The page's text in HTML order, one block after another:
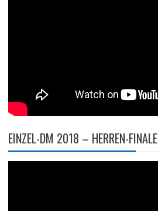
EINZEL-DM 2018 – HERREN-FINALE